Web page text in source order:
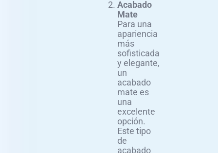
Acabado
Mate
Para una
apariencia
más
sofisticada
y elegante,
un
acabado
mate es
una
excelente
opción.
Este tipo
de
acabado